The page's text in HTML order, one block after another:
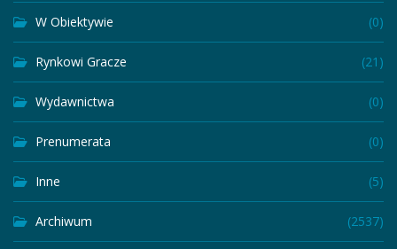
W Obiektywie (0)
Rynkowi Gracze (21)
Wydawnictwa (0)
Prenumerata (0)
Inne (5)
Archiwum (2537)